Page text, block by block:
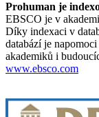
Prohuman je
EBSCO je v
Díky indexaci v
databází je
akademiků i
www.ebsco.com